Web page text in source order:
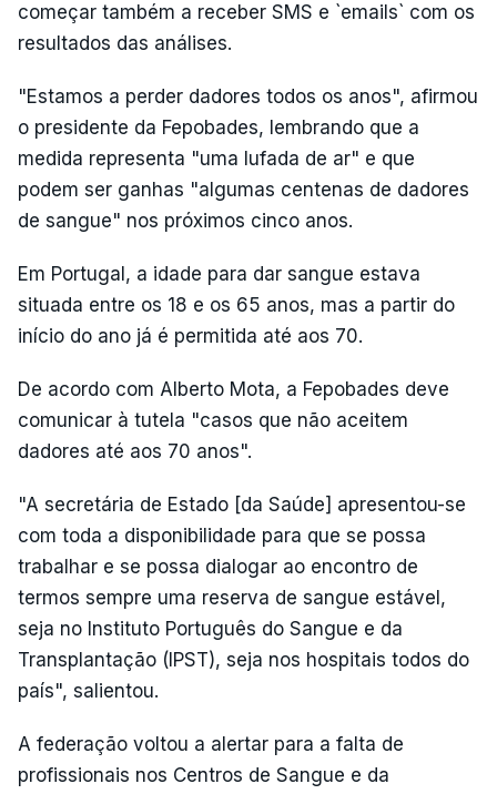
começar também a receber SMS e `emails` com os
resultados das análises.
"Estamos a perder dadores todos os anos", afirmou
o presidente da Fepobades, lembrando que a
medida representa "uma lufada de ar" e que
podem ser ganhas "algumas centenas de dadores
de sangue" nos próximos cinco anos.
Em Portugal, a idade para dar sangue estava
situada entre os 18 e os 65 anos, mas a partir do
início do ano já é permitida até aos 70.
De acordo com Alberto Mota, a Fepobades deve
comunicar à tutela "casos que não aceitem
dadores até aos 70 anos".
"A secretária de Estado [da Saúde] apresentou-se
com toda a disponibilidade para que se possa
trabalhar e se possa dialogar ao encontro de
termos sempre uma reserva de sangue estável,
seja no Instituto Português do Sangue e da
Transplantação (IPST), seja nos hospitais todos do
país", salientou.
A federação voltou a alertar para a falta de
profissionais nos Centros de Sangue e da